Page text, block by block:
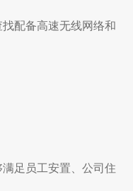
配备高速无线网络和
足员工安置、公司住